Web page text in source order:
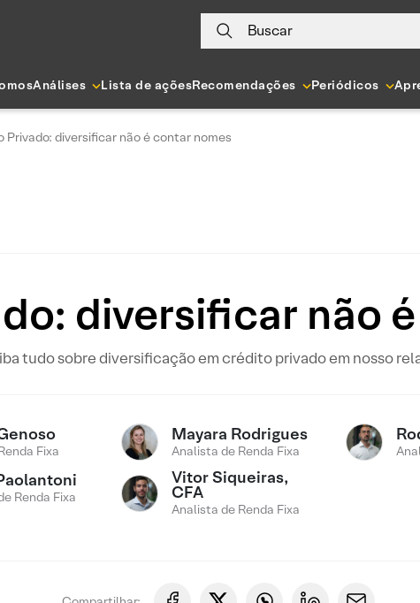
Buscar
Análises Lista de açõesRecomendações Periódicos
Privado: diversificar não é contar nomes
diversificar não
tudo sobre diversificação em crédito privado em nosso
Fixa
Mayara Rodrigues
Analista de Renda Fixa
Renda Fixa
Vitor Siqueiras,
CFA
Analista de Renda Fixa